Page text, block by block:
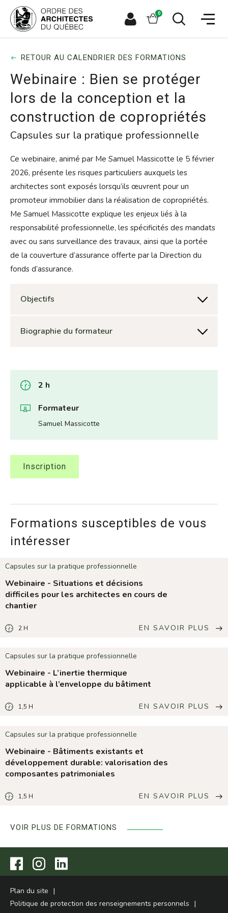
directement
recherche
directement
contenu
principal
Panier
0
membre
le
recherche
la
site
RETOUR AU CALENDRIER DES FORMATIONS
Webinaire : Bien se protéger
lors de la conception et la
construction de copropriétés
Capsules sur la pratique professionnelle
Ce webinaire, animé par Me Samuel Massicotte le 5 février
2026, présente les risques particuliers auxquels les
architectes sont exposés lorsqu’ils œuvrent pour un
promoteur immobilier dans la réalisation de copropriétés.
Me Samuel Massicotte explique les enjeux liés à la
responsabilité professionnelle, les spécificités des mandats
avec ou sans surveillance des travaux, ainsi que la portée
de la couverture d’assurance offerte par la Direction du
fonds d’assurance.
Objectifs
Biographie du formateur
2 h
Formateur
Samuel Massicotte
Inscription
Formations susceptibles de vous
intéresser
Capsules sur la pratique professionnelle
Webinaire - Situations et décisions
difficiles pour les architectes en cours de
chantier
2 H
LA
FORMATION
EST
2
HEURES.
EN SAVOIR PLUS
Capsules sur la pratique professionnelle
Webinaire - L’inertie thermique
applicable à l’enveloppe du bâtiment
1,5 H
LA
FORMATION
EST
1,5
HEURES.
EN SAVOIR PLUS
Capsules sur la pratique professionnelle
Webinaire - Bâtiments existants et
développement durable: valorisation des
composantes patrimoniales
1,5 H
LA
FORMATION
EST
HEURES.
EN SAVOIR PLUS
VOIR PLUS DE FORMATIONS
Visitez
notre
page
Facebook.
Visitez
notre
page
Instagram.
Visitez
notre
page
Plan du site
Politique de protection des renseignements personnels